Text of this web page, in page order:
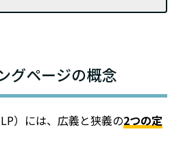
グページの概念
）には、広義と狭義の2つの定